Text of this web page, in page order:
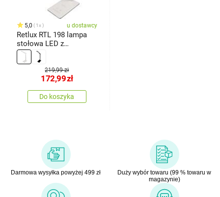
5,0 1x u dostawcy
Retlux RTL 198 lampa
stołowa LED z
ładowaniem Qi, 5 W, 250
lm
219,99 zł
172,99zł
Do koszyka
Darmowa wysyłka powyżej 499 zł
Duży wybór towaru (99 % towaru w
magazynie)